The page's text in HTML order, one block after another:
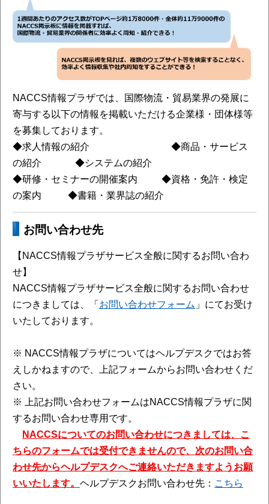
NACCS情報プラザでは、国際物流・貿易業界の発展に
寄与する以下の情報を掲載いただける企業様・団体様等
を募集しております。
◆求人情報の紹介 ◆商品・サービス
の紹介 ◆システムの紹介
◆研修・セミナーの開催案内 ◆資格・免許・検定
の案内 ◆書籍・業界誌の紹介
お問い合わせ先
【NACCS情報プラザサービス全般に関するお問い合わ
せ】
NACCS情報プラザサービス全般に関するお問い合わせ
につきましては、「お問い合わせフォーム 」にてお受け
いたしております。
※ NACCS情報プラザについてはヘルプデスクではお答
えしかねますので、上記フォームからお問い合わせくだ
さい。
※ 上記お問い合わせフォームはNACCS情報プラザに関
するお問い合わせ専用です。
NACCSについてのお問い合わせにつきましては、こ
ちらのフォームでは受付できませんので、次のお問い合
わせ先からヘルプデスクへご連絡いただきますようお願
いいたします。 ヘルプデスクお問い合わせ先： こちら